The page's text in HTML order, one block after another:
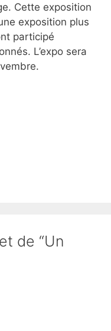
Cette exposition
exposition plus
participé
L’expo sera
de “Un